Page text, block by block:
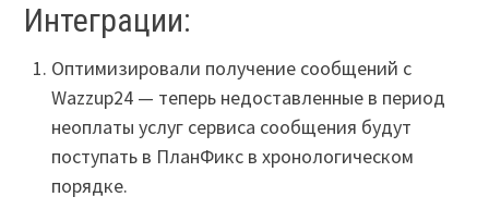
Интеграции:
Оптимизировали получение сообщений с
Wazzup24 — теперь недоставленные в период
неоплаты услуг сервиса сообщения будут
поступать в ПланФикс в хронологическом
порядке.